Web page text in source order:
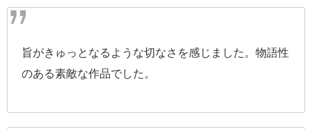
旨がきゅっとなるような切なさを感じました。物語性
のある素敵な作品でした。